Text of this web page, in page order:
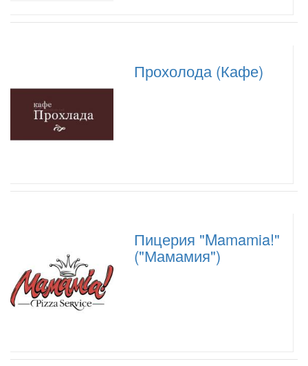
Прохолода (Кафе)
Пицерия "Mamamia!"
("Мамамия")